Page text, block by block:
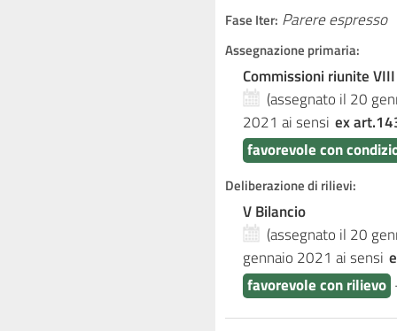
Fase Iter: Parere espresso
Assegnazione primaria:
Commissioni riunite
(assegnato il 20
2021 ai sensi ex
favorevole con
Deliberazione di rilievi:
V Bilancio
(assegnato il 20
gennaio 2021 ai sensi
favorevole con rilievo